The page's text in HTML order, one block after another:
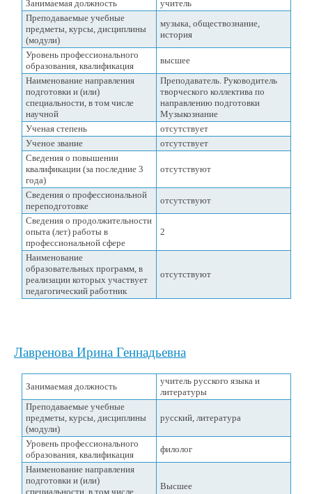
Занимаемая должность
учитель
Преподаваемые учебные
предметы, курсы, дисциплины
(модули)
музыка, обществознание,
история
Уровень профессионального
образования, квалификация
высшее
Наименование направления
подготовки и (или)
специальности, в том числе
научной
Преподаватель. Руководитель
творческого коллектива по
направлению подготовки
Музыкознание
Ученая степень
отсутствует
Ученое звание
отсутствует
Сведения о повышении
квалификации (за последние 3
года)
отсутствуют
Сведения о профессиональной
переподготовке
отсутствуют
Сведения о продолжительности
опыта (лет) работы в
профессиональной сфере
2
Наименование
образовательных программ, в
реализации которых участвует
педагогический работник
отсутствуют
Лавренова Ирина Геннадьевна
Занимаемая должность
учитель русского языка и
литературы
Преподаваемые учебные
предметы, курсы, дисциплины
(модули)
русский, литература
Уровень профессионального
образования, квалификация
филолог
Наименование направления
подготовки и (или)
специальности, в том числе
Высшее